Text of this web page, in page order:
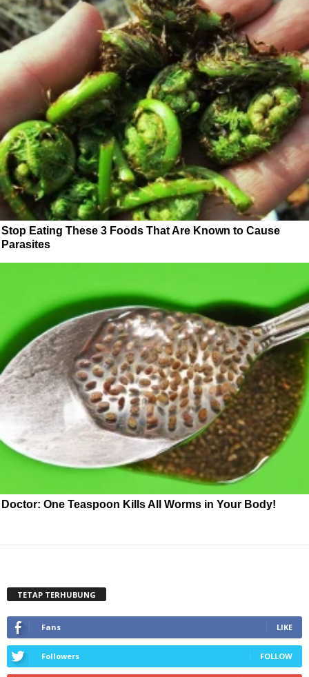
Stop Eating These 3 Foods That Are Known to Cause
Parasites
Doctor: One Teaspoon Kills All Worms in Your Body!
TETAP TERHUBUNG
Fans LIKE
Followers FOLLOW